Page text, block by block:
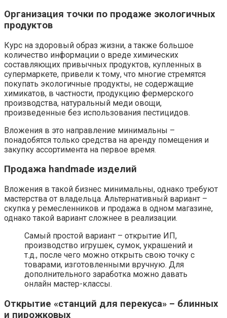
Организация точки по продаже экологичных
продуктов
Курс на здоровый образ жизни, а также большое
количество информации о вреде химических
составляющих привычных продуктов, купленных в
супермаркете, привели к тому, что многие стремятся
покупать экологичные продукты, не содержащие
химикатов, в частности, продукцию фермерского
производства, натуральный меди овощи,
произведенные без использования пестицидов.
Вложения в это направление минимальны –
понадобятся только средства на аренду помещения и
закупку ассортимента на первое время.
Продажа handmade изделий
Вложения в такой бизнес минимальны, однако требуют
мастерства от владельца. Альтернативный вариант –
скупка у ремесленников и продажа в одном магазине,
однако такой вариант сложнее в реализации.
Самый простой вариант – открытие ИП,
производство игрушек, сумок, украшений и
т.д., после чего можно открыть свою точку с
товарами, изготовленными вручную. Для
дополнительного заработка можно давать
онлайн мастер-классы.
Открытие «станций для перекуса» – блинных
и пирожковых